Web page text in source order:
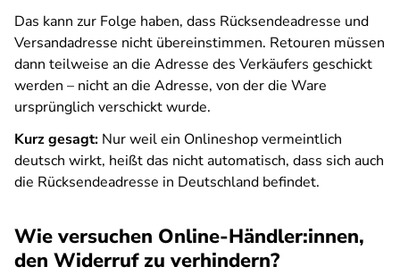
Das kann zur Folge haben, dass Rücksendeadresse und
Versandadresse nicht übereinstimmen. Retouren müssen
dann teilweise an die Adresse des Verkäufers geschickt
werden – nicht an die Adresse, von der die Ware
ursprünglich verschickt wurde.
Kurz gesagt: Nur weil ein Onlineshop vermeintlich
deutsch wirkt, heißt das nicht automatisch, dass sich auch
die Rücksendeadresse in Deutschland befindet.
Wie versuchen Online-Händler:innen,
den Widerruf zu verhindern?